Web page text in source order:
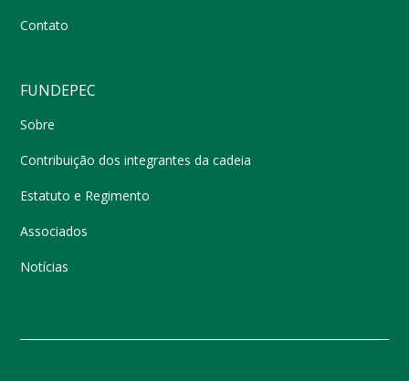
Contato
FUNDEPEC
Sobre
Contribuição dos integrantes da cadeia
Estatuto e Regimento
Associados
Notícias